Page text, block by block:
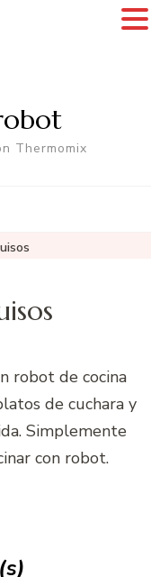
Thermomix
robot de cocina
de cuchara y
Simplemente
con robot.